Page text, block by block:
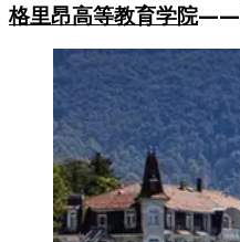
格里昂高等教育学院——